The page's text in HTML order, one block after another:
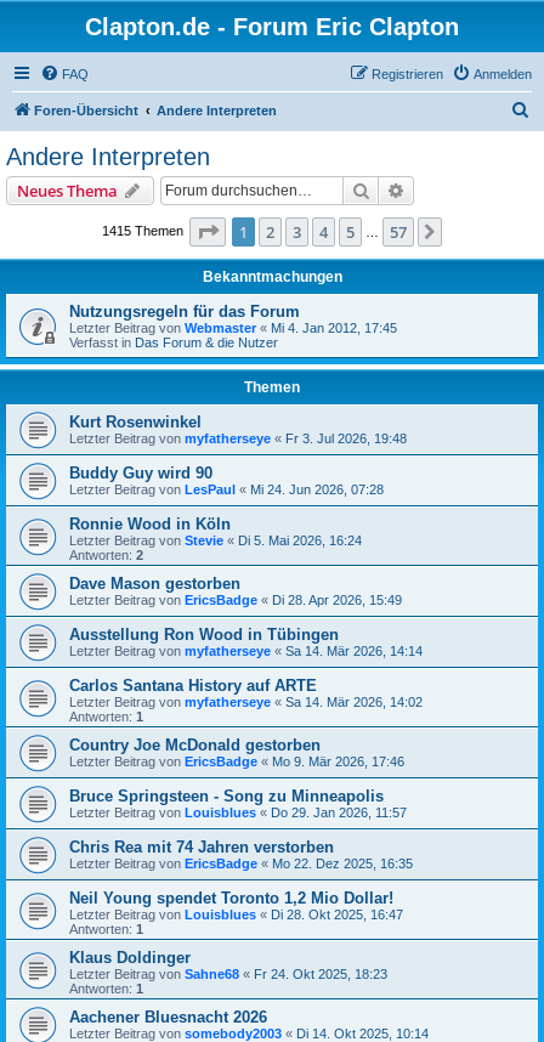
Clapton.de - Forum Eric Clapton
FAQ Anmelden
Registrieren
Foren-Übersicht Andere Interpreten
Andere Interpreten
Neues Thema Suche
1415 Themen Seite 1von 57
1 2 3 4 5 57
Bekanntmachungen
Nutzungsregeln für das Forum
Letzter Beitrag von Webmaster« Mi 4. Jan 2012, 17:45
Verfasst in Das Forum & die Nutzer
Themen
Kurt Rosenwinkel
Letzter Beitrag von myfatherseye « Fr 3. Jul 2026, 19:48
Buddy Guy wird 90
Letzter Beitrag von LesPaul « Mi 24. Jun 2026, 07:28
Ronnie Wood in Köln
Letzter Beitrag von Stevie « Di 5. Mai 2026, 16:24
Antworten: 2
Dave Mason gestorben
Letzter Beitrag von EricsBadge « Di 28. Apr 2026, 15:49
Ausstellung Ron Wood in Tübingen
Letzter Beitrag von myfatherseye « Sa 14. Mär 2026, 14:14
Carlos Santana History auf ARTE
Letzter Beitrag von myfatherseye « Sa 14. Mär 2026, 14:02
Antworten: 1
Country Joe McDonald gestorben
Letzter Beitrag von EricsBadge « Mo 9. Mär 2026, 17:46
Bruce Springsteen - Song zu Minneapolis
Letzter Beitrag von Louisblues « Do 29. Jan 2026, 11:57
Chris Rea mit 74 Jahren verstorben
Letzter Beitrag von EricsBadge « Mo 22. Dez 2025, 16:35
Neil Young spendet Toronto 1,2 Mio Dollar!
Letzter Beitrag von Louisblues « Di 28. Okt 2025, 16:47
Antworten: 1
Klaus Doldinger
Letzter Beitrag von Sahne68 « Fr 24. Okt 2025, 18:23
Antworten: 1
Aachener Bluesnacht 2026
Letzter Beitrag von somebody2003 « Di 14. Okt 2025, 10:14